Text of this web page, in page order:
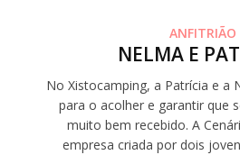
ANFITRIÃO
NELMA E
No Xistocamping, a Patrícia e a
para o acolher e garantir que
muito bem recebido. A
empresa criada por dois